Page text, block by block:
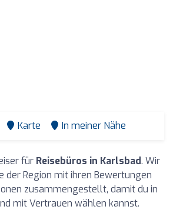
Karte In meiner Nähe
für Reisebüros in Karlsbad. Wir
der Region mit ihren Bewertungen
zusammengestellt, damit du in
mit Vertrauen wählen kannst.